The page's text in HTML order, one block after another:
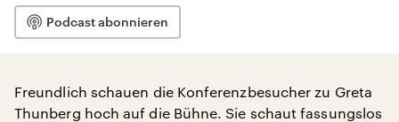
Podcast abonnieren
Freundlich schauen die Konferenzbesucher zu Greta
Thunberg hoch auf die Bühne. Sie schaut fassungslos